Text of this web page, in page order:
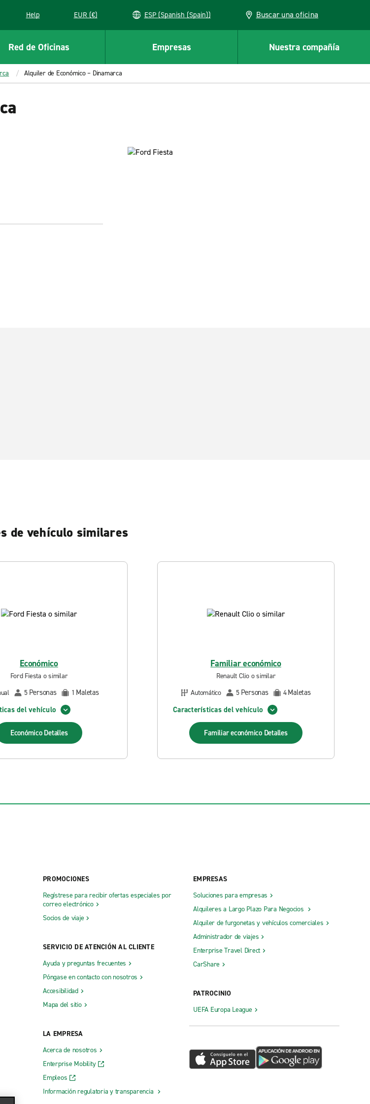
new window
Help EUR (€) ESP (Spanish (Spain)) Buscar una oficina
Red de Oficinas Empresas Nuestra compañía
Alquiler de Económico – Dinamarca
de vehículo similares
Económico
Ford Fiesta o similar
5 Personas 1 Maletas
del vehículo
Económico Detalles
Familiar económico
Renault Clio o similar
Automático
5 Personas 4Maletas
Características del vehículo
Familiar económico Detalles
PROMOCIONES
Regístrese para recibir ofertas especiales por
correo electrónico
Socios de viaje
SERVICIO DE ATENCIÓN AL CLIENTE
Ayuda y preguntas frecuentes
Póngase en contacto con nosotros
Accesibilidad
Mapa del sitio
LA EMPRESA
Acerca de nosotros
Enterprise Mobility
Empleos
Información regulatoria y transparencia
EMPRESAS
Soluciones para empresas
Alquileres a Largo Plazo Para Negocios
Alquiler de furgonetas y vehículos comerciales
Administrador de viajes
Enterprise Travel Direct
CarShare
PATROCINIO
UEFA Europa League